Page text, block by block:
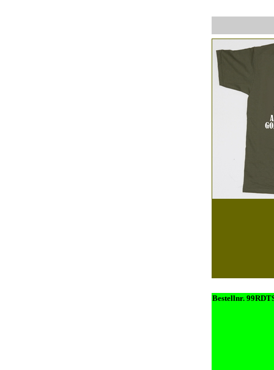
Bestellnr.